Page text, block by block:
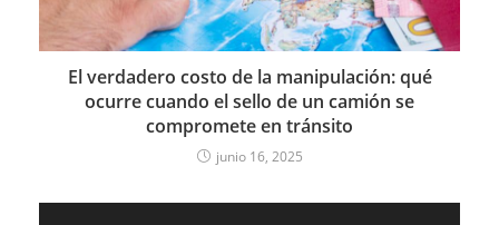
El verdadero costo de la manipulación: qué
ocurre cuando el sello de un camión se
compromete en tránsito
junio 16, 2025